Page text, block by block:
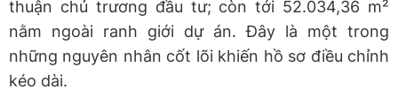
thuận chủ trương đầu tư; còn tới 52.034,36 m²
nằm ngoài ranh giới dự án. Đây là một trong
những nguyên nhân cốt lõi khiến hồ sơ điều chỉnh
kéo dài.